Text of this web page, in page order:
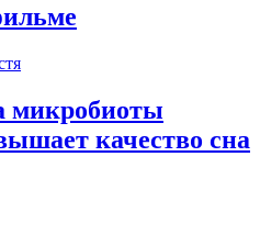
микробиоты
качество сна